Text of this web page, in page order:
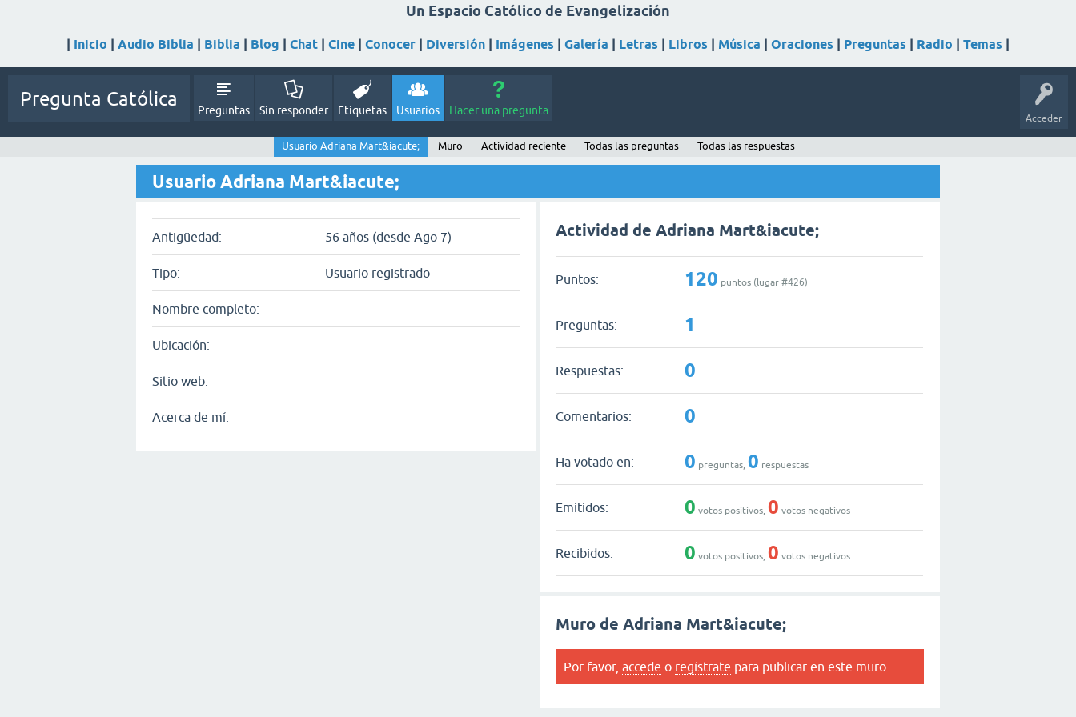
Un Espacio Católico de Evangelización
| Inicio | Audio Biblia | Biblia | Blog | Chat | Cine | Conocer | Diversión | Imágenes | Galería | Letras | Libros | Música | Oraciones | Preguntas | Radio | Temas |
Acceder
Pregunta Católica
Preguntas Sin responder Etiquetas Usuarios Hacer una pregunta
Usuario Adriana Mart&iacute; Muro Actividad reciente Todas las preguntas Todas las respuestas
Usuario Adriana Mart&iacute;
Antigüedad: 56 años (desde Ago 7)
Tipo: Usuario registrado
Nombre completo:
Ubicación:
Sitio web:
Acerca de mí:
Actividad de Adriana Mart&iacute;
Puntos: 120 puntos (lugar #426)
Preguntas: 1
Respuestas: 0
Comentarios: 0
Ha votado en: 0 preguntas,0 respuestas
Emitidos: 0 votos positivos,0 votos negativos
Recibidos: 0 votos positivos,0 votos negativos
Muro de Adriana Mart&iacute;
Por favor,accede o regístrate para publicar en este muro.